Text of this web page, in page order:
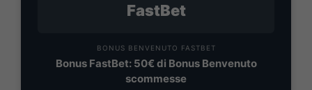
FastBet
BONUS BENVENUTO FASTBET
Bonus FastBet: 50€ di Bonus Benvenuto
scommesse